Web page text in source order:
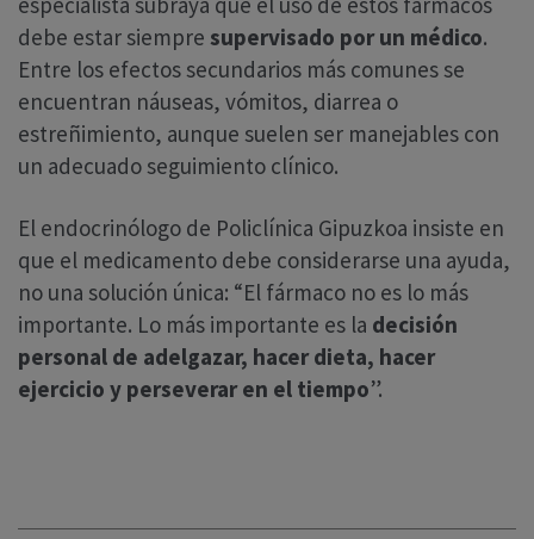
debe estar siempre supervisado por un médico.
Entre los efectos secundarios más comunes se
encuentran náuseas, vómitos, diarrea o
estreñimiento, aunque suelen ser manejables con
un adecuado seguimiento clínico.
El endocrinólogo de Policlínica Gipuzkoa insiste en
que el medicamento debe considerarse una ayuda,
no una solución única: “El fármaco no es lo más
importante. Lo más importante es la decisión
personal de adelgazar, hacer dieta, hacer
ejercicio y perseverar en el tiempo”.